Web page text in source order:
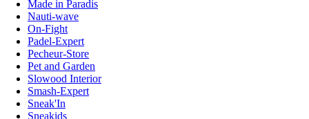
Made in Paradis
Nauti-wave
On-Fight
Padel-Expert
Pecheur-Store
Pet and Garden
Slowood Interior
Smash-Expert
Sneak'In
Sneakids